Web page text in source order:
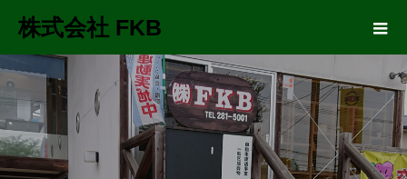
株式会社 FKB